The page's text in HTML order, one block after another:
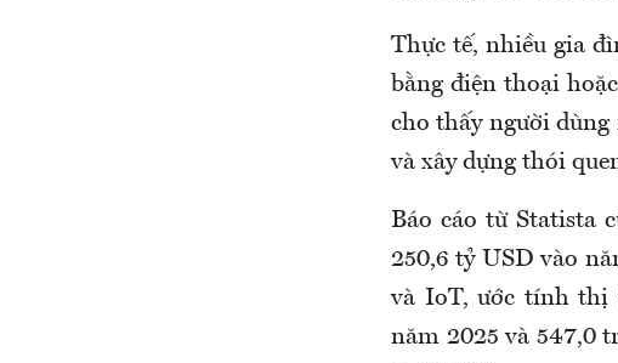
Thực tế, nhiều gia
bằng điện thoại
cho thấy người
và xây dựng thói
Báo cáo từ Statista
250,6 tỷ USD vào
và IoT, ước tính thị
năm 2025 và 547,0